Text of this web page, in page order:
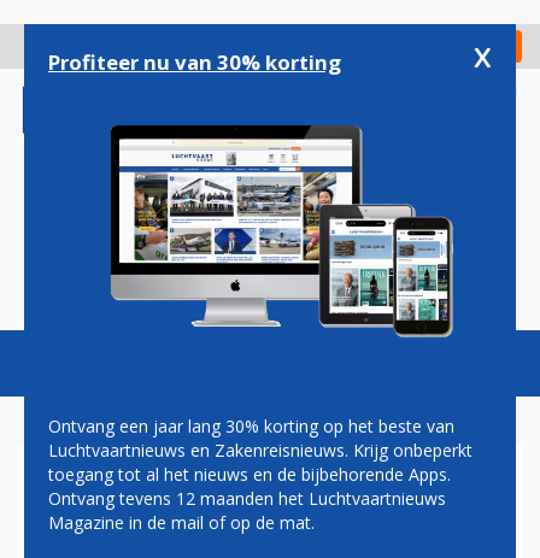
gaan
Check in
Magazine Podcasts Vacatures
QATAR AIRWAYS VLIEGT IN
18,5 UUR NAAR AUCKLAND
Profiteer nu van 30% korting x
Ontvang een jaar lang 30% korting op het beste van
Luchtvaartnieuws en Zakenreisnieuws. Krijg onbeperkt
toegang tot al het nieuws en de bijbehorende Apps.
Ontvang tevens 12 maanden het Luchtvaartnieuws
Magazine in de mail of op de mat.